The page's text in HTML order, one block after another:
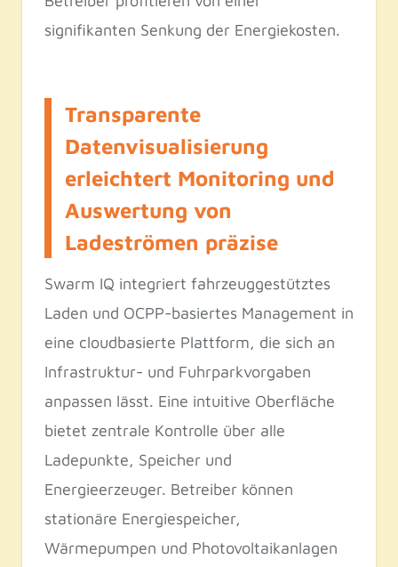
signifikanten Senkung der Energiekosten.
Transparente
Datenvisualisierung
erleichtert Monitoring und
Auswertung von
Ladeströmen präzise
Swarm IQ integriert fahrzeuggestütztes
Laden und OCPP-basiertes Management in
eine cloudbasierte Plattform, die sich an
Infrastruktur- und Fuhrparkvorgaben
anpassen lässt. Eine intuitive Oberfläche
bietet zentrale Kontrolle über alle
Ladepunkte, Speicher und
Energieerzeuger. Betreiber können
stationäre Energiespeicher,
Wärmepumpen und Photovoltaikanlagen